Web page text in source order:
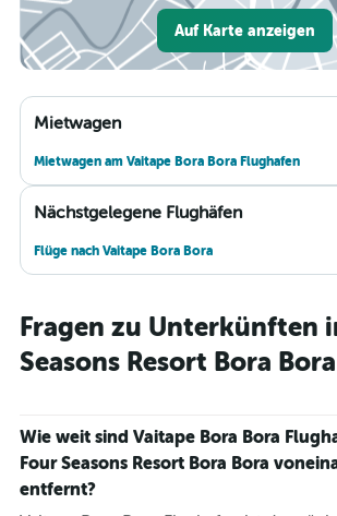
Auf Karte anzeigen
Mietwagen
Mietwagen am Vaitape Bora Bora Flughafen
Nächstgelegene Flughäfen
Flüge nach Vaitape Bora Bora
Fragen zu Unterkünften
Seasons Resort Bora Bora
Wie weit sind Vaitape Bora Bora
Four Seasons Resort Bora Bora
entfernt?